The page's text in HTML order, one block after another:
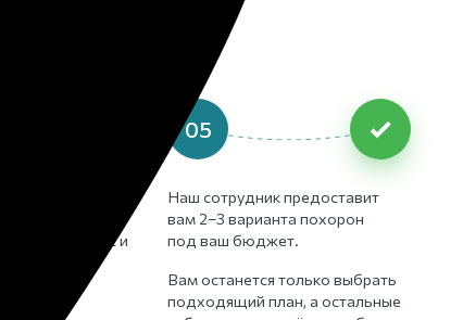
полис и
05
Наш сотрудник предоставит
вам 2–3 варианта похорон
под ваш бюджет.
Вам останется только выбрать
подходящий план, а остальные